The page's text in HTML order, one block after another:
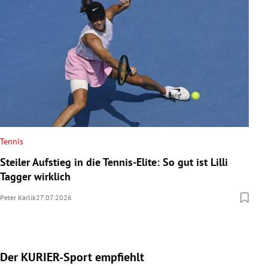
Tennis
Steiler Aufstieg in die Tennis-Elite: So gut ist Lilli
Tagger wirklich
Peter Karlik27.07.2026
Der KURIER-Sport empfiehlt
Slide 1 von 5